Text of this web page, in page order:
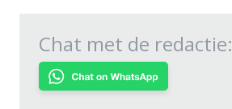
Chat met de redactie: